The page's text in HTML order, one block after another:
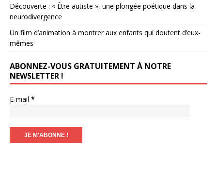
Découverte : « Être autiste », une plongée poétique dans la
neurodivergence
Un film d’animation à montrer aux enfants qui doutent d’eux-
mêmes
ABONNEZ-VOUS GRATUITEMENT À NOTRE
NEWSLETTER !
E-mail *